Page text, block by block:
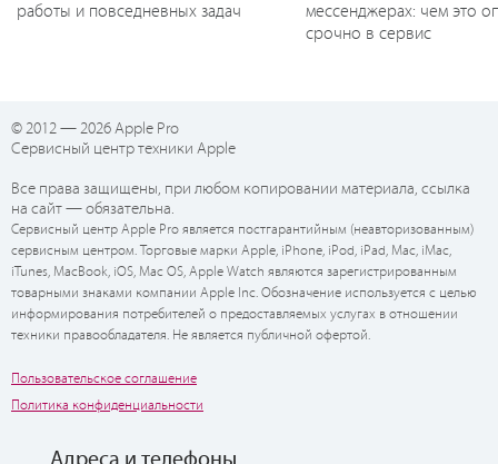
работы и повседневных задач
мессенджерах: чем это
срочно в сервис
© 2012 — 2026 Apple Pro
Сервисный центр техники Apple
Все права защищены, при любом копировании материала, ссылка
на сайт — обязательна.
Сервисный центр Apple Pro является постгарантийным (неавторизованным)
сервисным центром. Торговые марки Apple, iPhone, iPod, iPad, Mac, iMac,
iTunes, MacBook, iOS, Mac OS, Apple Watch являются зарегистрированным
товарными знаками компании Apple Inc. Обозначение используется с целью
информирования потребителей о предоставляемых услугах в отношении
техники правообладателя. Не является публичной офертой.
Пользовательское соглашение
Политика конфиденциальности